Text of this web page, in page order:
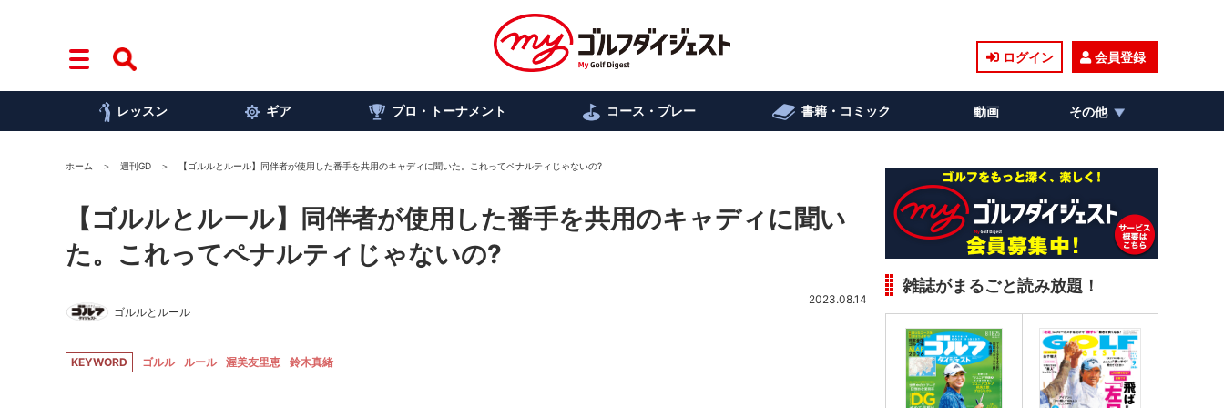
ログイン 会員登録
レッスン ギア プロ・トーナメント コース・プレー 書籍・コミック 動画 その他
ホーム 週刊GD 【ゴルルとルール】同伴者が使用した番手を共用のキャディに聞いた。これってペナルティじゃないの?
【ゴルルとルール】同伴者が使用した番手を共用のキャディに聞い
た。これってペナルティじゃないの?
ゴルルとルール
2023.08.14
KEYWORD ゴルル ルール 渥美友里恵 鈴木真緒
雑誌がまるごと読み放題！